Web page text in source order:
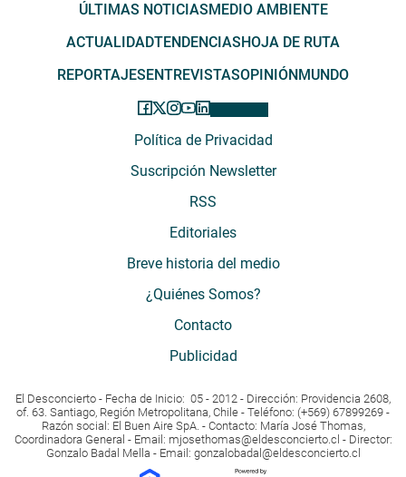
ÚLTIMAS NOTICIAS MEDIO AMBIENTE
ACTUALIDADTENDENCIAS HOJA DE RUTA
REPORTAJES ENTREVISTASOPINIÓN MUNDO
Política de Privacidad
Suscripción Newsletter
RSS
Editoriales
Breve historia del medio
¿Quiénes Somos?
Contacto
Publicidad
El Desconcierto - Fecha de Inicio: 05 - 2012 - Dirección: Providencia 2608,
of. 63. Santiago, Región Metropolitana, Chile - Teléfono: (+569) 67899269 -
Razón social: El Buen Aire SpA. - Contacto: María José Thomas,
Coordinadora General - Email: mjosethomas@eldesconcierto.cl - Director:
Gonzalo Badal Mella - Email: gonzalobadal@eldesconcierto.cl